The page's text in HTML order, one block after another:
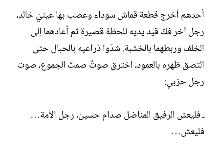
أحدهم أخرج قطعة قماش سوداء وعصب بها عينيّ خالد،
رجل آخر فكّ قيد يديه للحظة قصيرة ثم أعادهما إلى
الخلف وربطهما بالخشبة. شدّوا ذراعيه بالحبال حتى
التصق ظهره بالعمود، اخترق صوتٌ صمتَ الجموع، صوت
رجل حزبي:
ـ فليعش الرفيق المناضل صدام حسين، رجل الأمة…
فليعش…